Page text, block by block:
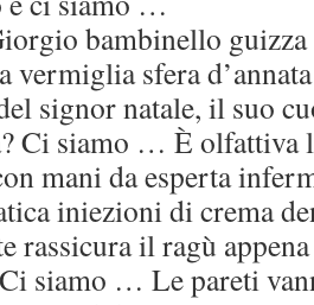
bambinello guizza
vermiglia sfera
signor natale, il suo
Ci siamo … È olfattiva
mani da esperta
iniezioni di crema
rassicura il ragù
Ci siamo … Le pareti